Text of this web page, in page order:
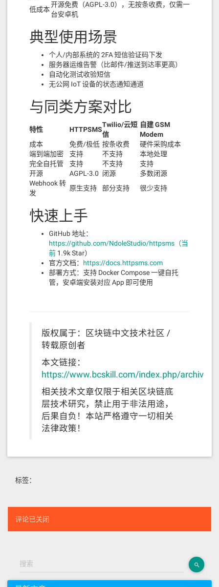
低成本
开源免费（AGPL-3.0），无按条收费，仅需一
台安卓机
典型使用场景
个人/内部系统的 2FA 短信验证码下发
服务器运维告警（比邮件/推送到达率更高）
自动化测试收验短信
无公网 IoT 设备的状态通知通道
与同类方案对比
特性 HTTPSMS
Twilio/云短
信
自建 GSM
Modem
成本
免费/极低 按条收费
硬件采购成本
端到端加密
支持 不支持
本地处理
完全自托管
支持 不支持
支持
开源
AGPL-3.0 闭源
多数闭源
Webhook 转
发
原生支持 部分支持 很少支持
快速上手
GitHub 地址：
https://github.com/NdoleStudio/httpsms（当
前 1.9k Star）
官方文档： https://docs.httpsms.com
部署方式：支持 Docker Compose 一键自托
管，安卓端安装对应 App 即可使用
版权属于：区块链中文技术社区 /
转载原创者
本文链接：
https://www.bcskill.com/index.php/archives/
相关技术文章仅限于相关区块链底
层技术研究，禁止用于非法用途，
后果自负！本站严格遵守一切相关
法律政策！
标签：
评论已关闭
搜索